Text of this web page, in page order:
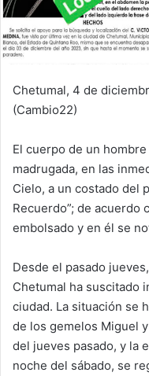
Chetumal, 4 de
(Cambio22)
El cuerpo de un
madrugada, en las
Cielo, a un costado del
Recuerdo”; de acuerdo
embolsado y en él se
Desde el pasado
Chetumal ha suscitado
ciudad. La situación se
de los gemelos Miguel y
del jueves pasado, y la
noche del sábado, se